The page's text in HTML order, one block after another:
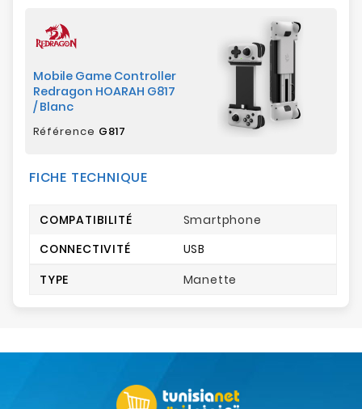
Mobile Game Controller
Redragon HOARAH G817
/ Blanc
Référence G817
FICHE TECHNIQUE
COMPATIBILITÉ
Smartphone
CONNECTIVITÉ
USB
TYPE
Manette